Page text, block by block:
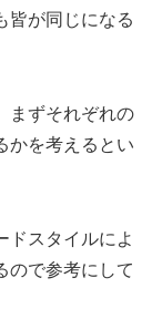
皆が同じになる
まずそれぞれの
かを考えるとい
ドスタイルによ
ので参考にして